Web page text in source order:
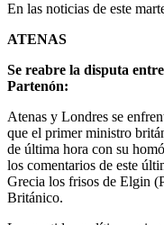
En las noticias de este
ATENAS
Se reabre la disputa
Partenón:
Atenas y Londres se
que el primer ministro
de última hora con su
los comentarios de este
Grecia los frisos de Elgin
Británico.